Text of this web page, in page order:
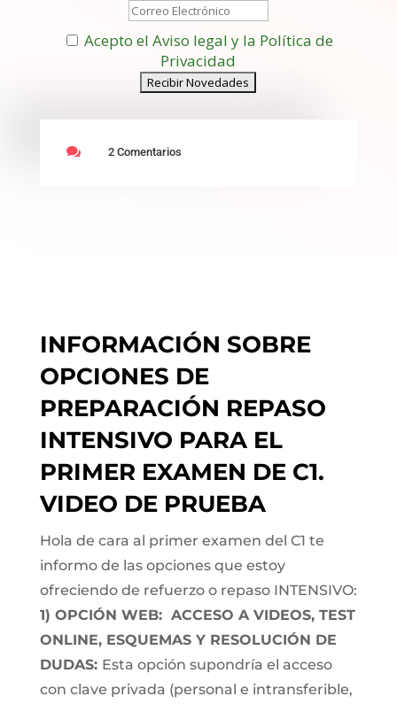
Acepto el Aviso legal y la Política de
Privacidad
 2 Comentarios
INFORMACIÓN SOBRE
OPCIONES DE
PREPARACIÓN REPASO
INTENSIVO PARA EL
PRIMER EXAMEN DE C1.
VIDEO DE PRUEBA
Hola de cara al primer examen del C1 te
informo de las opciones que estoy
ofreciendo de refuerzo o repaso INTENSIVO:
1) OPCIÓN WEB: ACCESO A VIDEOS, TEST
ONLINE, ESQUEMAS Y RESOLUCIÓN DE
DUDAS: Esta opción supondría el acceso
con clave privada (personal e intransferible,